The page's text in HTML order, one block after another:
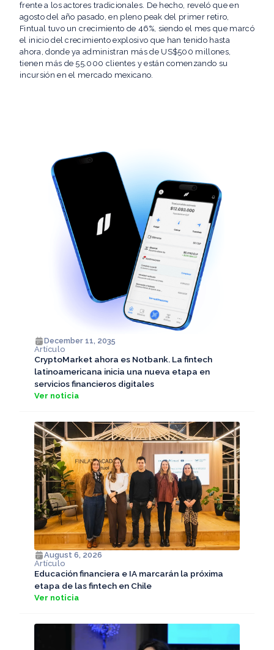
frente a los actores tradicionales. De hecho, reveló que en
agosto del año pasado, en pleno peak del primer retiro,
Fintual tuvo un crecimiento de 46%, siendo el mes que marcó
el inicio del crecimiento explosivo que han tenido hasta
ahora, donde ya administran más de US$500 millones,
tienen más de 55.000 clientes y están comenzando su
incursión en el mercado mexicano.
December 11, 2035
Artículo
CryptoMarket ahora es Notbank. La fintech
latinoamericana inicia una nueva etapa en
servicios financieros digitales
Ver noticia
August 6, 2026
Artículo
Educación financiera e IA marcarán la próxima
etapa de las fintech en Chile
Ver noticia